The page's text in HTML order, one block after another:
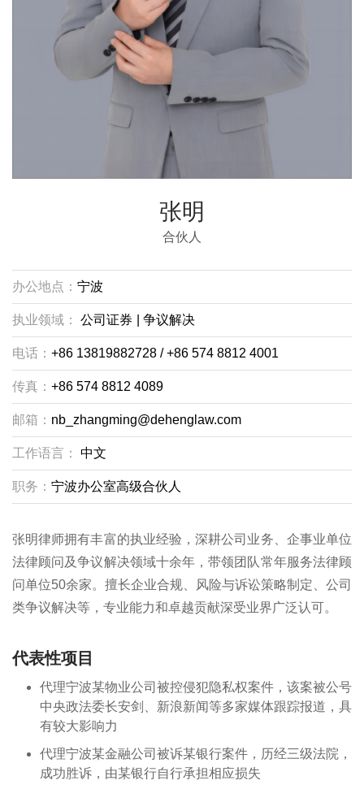
张明
合伙人
办公地点： 宁波
执业领域： 公司证券 争议解决
电话： +86 13819882728 / +86 574 8812 4001
传真： +86 574 8812 4089
邮箱： nb_zhangming@dehenglaw.com
工作语言： 中文
职务： 宁波办公室高级合伙人
张明律师拥有丰富的执业经验，深耕公司业务、企事业单位
法律顾问及争议解决领域十余年，带领团队常年服务法律顾
问单位50余家。擅长企业合规、风险与诉讼策略制定、公司
类争议解决等，专业能力和卓越贡献深受业界广泛认可。
代表性项目
代理宁波某物业公司被控侵犯隐私权案件，该案被公号
中央政法委长安剑、新浪新闻等多家媒体跟踪报道，具
有较大影响力
代理宁波某金融公司被诉某银行案件，历经三级法院，
成功胜诉，由某银行自行承担相应损失